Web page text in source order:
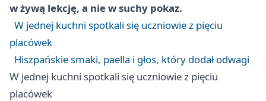
w żywą lekcję, a nie w suchy pokaz.
W jednej kuchni spotkali się uczniowie z pięciu
placówek
Hiszpańskie smaki, paella i głos, który dodał odwagi
W jednej kuchni spotkali się uczniowie z pięciu
placówek